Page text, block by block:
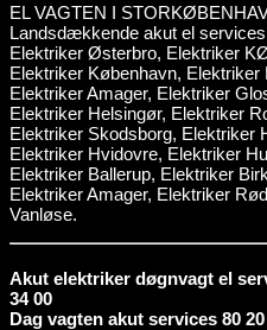
EL VAGTEN I
Landsdækkende akut el
Elektriker Østerbro, Elektriker
Elektriker København,
Elektriker Amager, Elektriker
Elektriker Helsingør, Elektriker
Elektriker Skodsborg, Elektriker
Elektriker Hvidovre, Elektriker
Elektriker Ballerup, Elektriker
Elektriker Amager, Elektriker
Vanløse.
Akut elektriker døgnvagt el
34 00
Dag vagten akut services 80 20